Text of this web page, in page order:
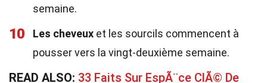
semaine.
10 Les cheveux et les sourcils commencent à
pousser vers la vingt-deuxième semaine.
READ ALSO: 33 Faits Sur EspÃ¨ce ClÃ© De